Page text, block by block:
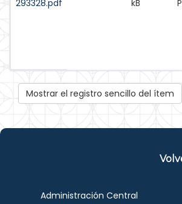
293328.pdf kB
Mostrar el registro sencillo del ítem
Administración Central